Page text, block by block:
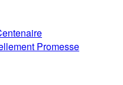
Promesse